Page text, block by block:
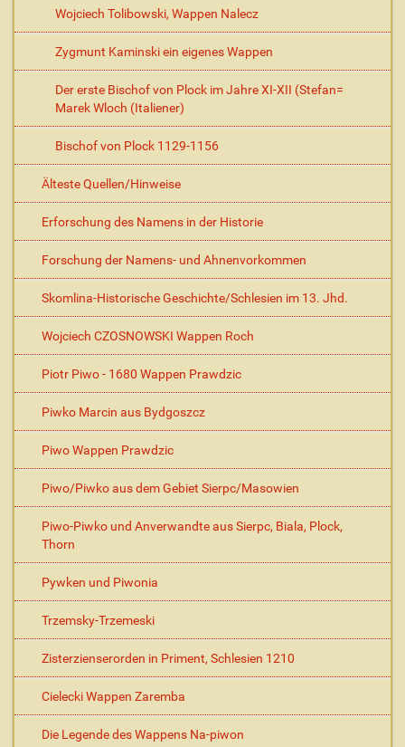
Wojciech Tolibowski, Wappen Nalecz
Zygmunt Kaminski ein eigenes Wappen
Der erste Bischof von Plock im Jahre XI-XII (Stefan=
Marek Wloch (Italiener)
Bischof von Plock 1129-1156
Älteste Quellen/Hinweise
Erforschung des Namens in der Historie
Forschung der Namens- und Ahnenvorkommen
Skomlina-Historische Geschichte/Schlesien im 13. Jhd.
Wojciech CZOSNOWSKI Wappen Roch
Piotr Piwo - 1680 Wappen Prawdzic
Piwko Marcin aus Bydgoszcz
Piwo Wappen Prawdzic
Piwo/Piwko aus dem Gebiet Sierpc/Masowien
Piwo-Piwko und Anverwandte aus Sierpc, Biala, Plock,
Thorn
Pywken und Piwonia
Trzemsky-Trzemeski
Zisterzienserorden in Priment, Schlesien 1210
Cielecki Wappen Zaremba
Die Legende des Wappens Na-piwon